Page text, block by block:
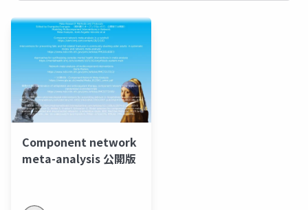
Component network
meta-analysis 公開版